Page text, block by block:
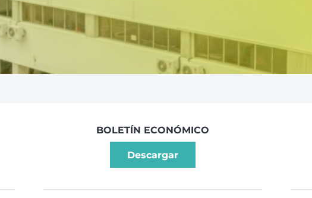
BOLETÍN ECONÓMICO
Descargar